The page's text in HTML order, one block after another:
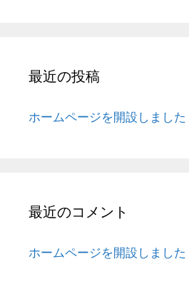
最近の投稿
ホームページを開設しました
最近のコメント
ホームページを開設しました